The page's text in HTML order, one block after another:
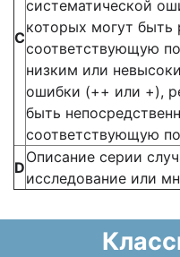
С
систематической
которых могут быть
соответствующую
низким или
ошибки (++ или +),
быть
соответствующую
D
Описание серии
исследование или